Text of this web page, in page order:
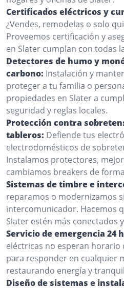
Certificados eléctricos y
¿Vendes, remodelas o solo
Proveemos certificación y
en Slater cumplan con todas
Detectores de humo y
carbono: Instalación y
proteger a tu familia o
propiedades en Slater a
seguridad y reglas locales.
Protección contra
tableros: Defiende tus
electrodomésticos de
Instalamos protectores,
cambiamos breakers de
Sistemas de timbre e
reparamos o modernizamos
intercomunicador. Hacemos
Slater estén más conectados
Servicio de emergencia 24
eléctricas no esperan horario
para responder en cualquier
restaurando energía y
Diseño de sistemas e